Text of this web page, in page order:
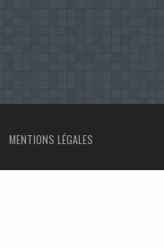
MENTIONS LÉGALES